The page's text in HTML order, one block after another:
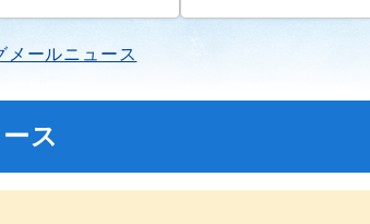
メールニュース
ス